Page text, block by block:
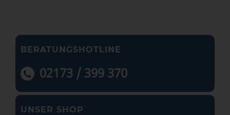
BERATUNGSHOTLINE
02173 / 399 370
UNSER SHOP